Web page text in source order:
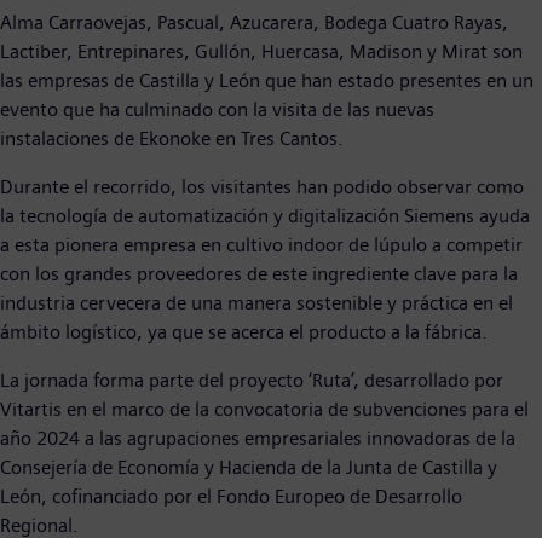
Alma Carraovejas, Pascual, Azucarera, Bodega Cuatro Rayas,
Lactiber, Entrepinares, Gullón, Huercasa, Madison y Mirat son
las empresas de Castilla y León que han estado presentes en un
evento que ha culminado con la visita de las nuevas
instalaciones de Ekonoke en Tres Cantos.
Durante el recorrido, los visitantes han podido observar como
la tecnología de automatización y digitalización Siemens ayuda
a esta pionera empresa en cultivo indoor de lúpulo a competir
con los grandes proveedores de este ingrediente clave para la
industria cervecera de una manera sostenible y práctica en el
ámbito logístico, ya que se acerca el producto a la fábrica.
La jornada forma parte del proyecto ‘Ruta’, desarrollado por
Vitartis en el marco de la convocatoria de subvenciones para el
año 2024 a las agrupaciones empresariales innovadoras de la
Consejería de Economía y Hacienda de la Junta de Castilla y
León, cofinanciado por el Fondo Europeo de Desarrollo
Regional.